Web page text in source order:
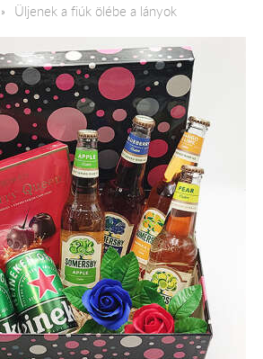
Üljenek a fiúk ölébe a lányok